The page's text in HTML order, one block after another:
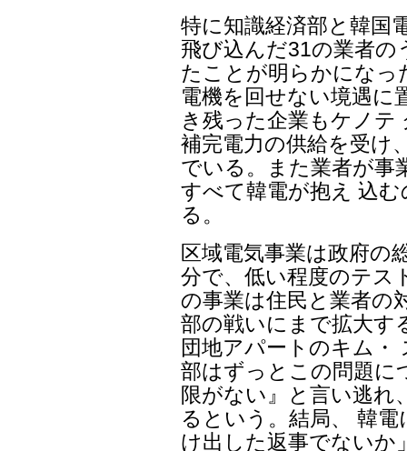
特に知識経済部と韓国
飛び込んだ31の業者の
たことが明らかになっ
電機を回せない境遇に
き残った企業もケノテ
補完電力の供給を受け
でいる。また業者が事
すべて韓電が抱え 込
る。
区域電気事業は政府の
分で、低い程度のテス
の事業は住民と業者の
部の戦いにまで拡大す
団地アパートのキム・
部はずっとこの問題に
限がない』と言い逃れ
るという。結局、 韓
け出した返事でないか